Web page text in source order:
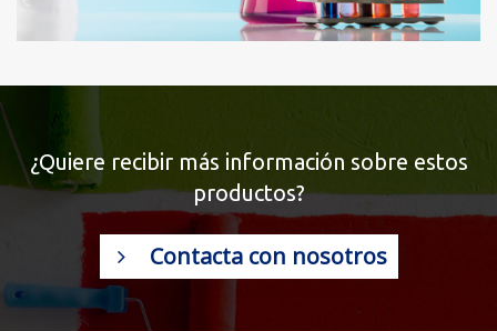
¿Quiere recibir más información sobre estos
productos?
Contacta con nosotros